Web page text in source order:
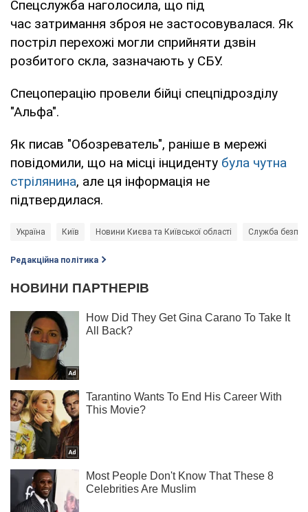
Спецслужба наголосила, що під
час затримання зброя не застосовувалася. Як
постріл перехожі могли сприйняти дзвін
розбитого скла, зазначають у СБУ.
Спецоперацію провели бійці спецпідрозділу
"Альфа".
Як писав "Обозреватель", раніше в мережі
повідомили, що на місці інциденту була чутна
стрілянина, але ця інформація не
підтвердилася.
Україна Київ Новини Києва та Київської області Служба
Редакційна політика